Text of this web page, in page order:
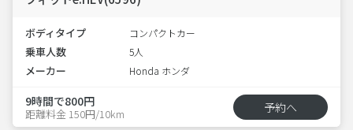
ボディタイプ コンパクトカー
乗車人数 5人
メーカー Honda ホンダ
9時間で800円
距離料金 150円/10km 予約へ